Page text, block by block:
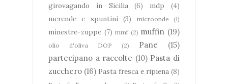
girovagando in Sicilia
(6) mdp
(4)
merende e spuntini (3) microonde (1)
minestre-zuppe (7) mmf (2) muffin (19)
olio d'oliva DOP (2) Pane
(15)
partecipano a raccolte (10) Pasta di
zucchero (16) Pasta fresca e ripiena (8)